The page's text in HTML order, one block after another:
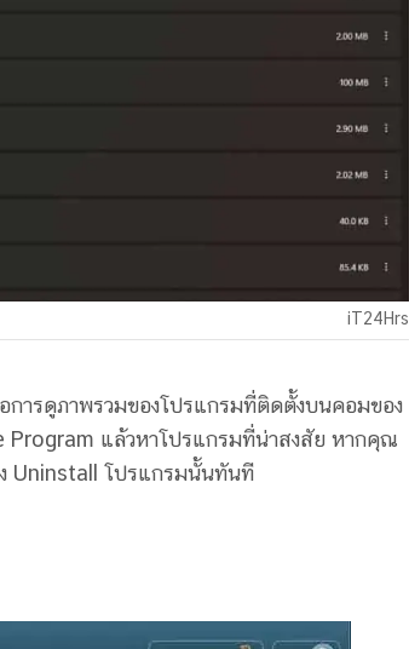
iT24Hrs
ารดูภาพรวมของโปรแกรมที่ติดตั้งบนคอมของ
แล้วหาโปรแกรมที่น่าสงสัย หากคุณ
Uninstall โปรแกรมนั้นทันที